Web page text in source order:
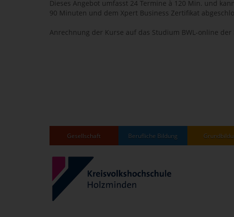
Dieses Angebot umfasst 24 Termine à 120 Min. und
90 Minuten und dem Xpert Business Zertifikat
Anrechnung der Kurse auf das Studium BWL-online der
Gesellschaft Berufliche Bildung